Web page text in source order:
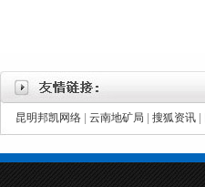
昆明邦凯网络 云南地矿局 搜狐资讯